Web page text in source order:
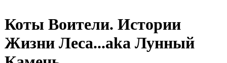
Коты Воители. Истории
Жизни Леса...aka Лунный